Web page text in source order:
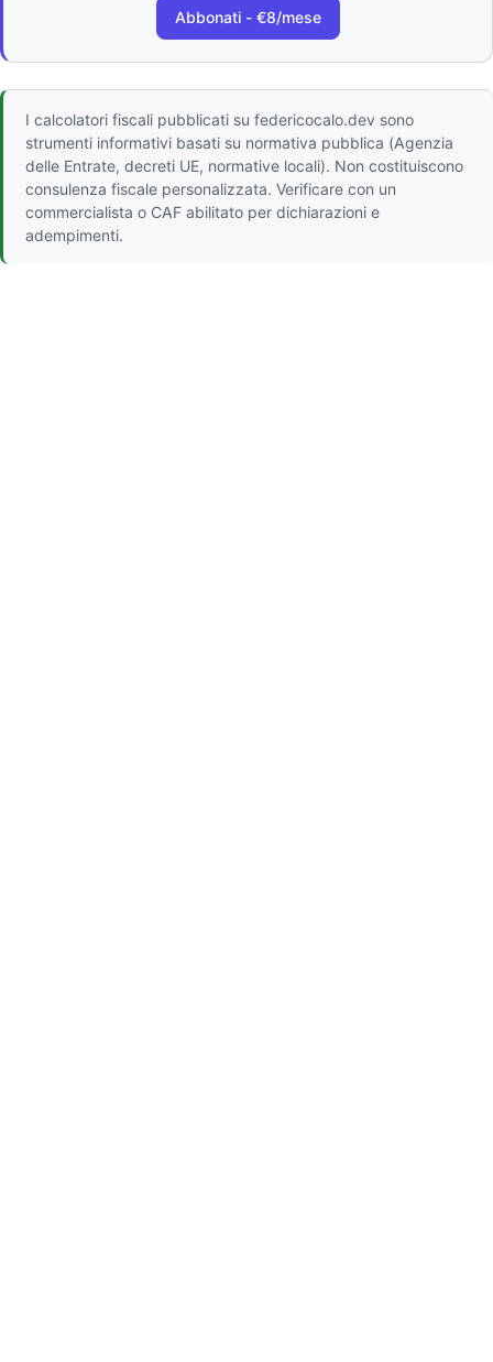
Abbonati - €8/mese
I calcolatori fiscali pubblicati su federicocalo.dev sono
strumenti informativi basati su normativa pubblica (Agenzia
delle Entrate, decreti UE, normative locali). Non costituiscono
consulenza fiscale personalizzata. Verificare con un
commercialista o CAF abilitato per dichiarazioni e
adempimenti.